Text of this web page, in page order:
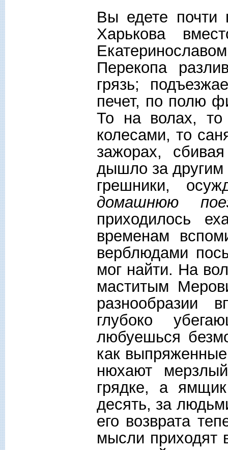
Вы едете почти
Харькова
Перекопа
грязь;
печет, по полю
То на волах,
колесами, то
зажорах,
дышло за другим
грешники,
домашнюю
приходилось
временам
верблюдами
мог найти. На
маститым
разнообразии
глубоко
любуешься
как
нюхают
грядке, а
десять, за
его возврата
мысли приходят